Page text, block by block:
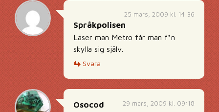
25 mars, 2009 kl. 14:36
Språkpolisen
Läser man Metro får man f*n
skylla sig själv.
Svara
29 mars, 2009 kl. 09:18
Osocod